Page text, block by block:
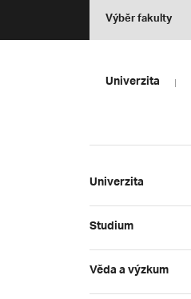
Výběr fakulty
Univerzita
Univerzita
Studium
Věda a výzkum